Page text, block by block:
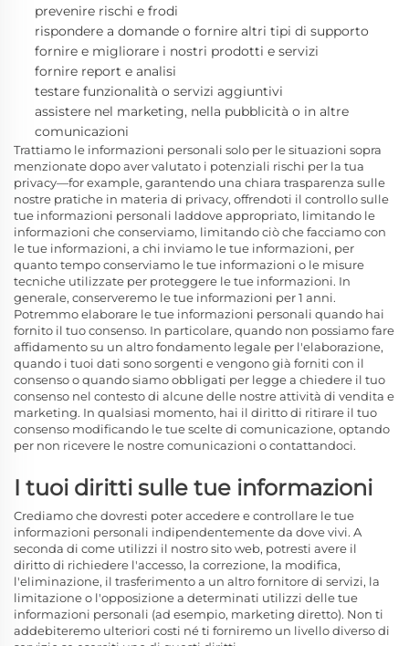
prevenire rischi e frodi
rispondere a domande o fornire altri tipi di supporto
fornire e migliorare i nostri prodotti e servizi
fornire report e analisi
testare funzionalità o servizi aggiuntivi
assistere nel marketing, nella pubblicità o in altre
comunicazioni
Trattiamo le informazioni personali solo per le situazioni sopra
menzionate dopo aver valutato i potenziali rischi per la tua
privacy—for example, garantendo una chiara trasparenza sulle
nostre pratiche in materia di privacy, offrendoti il controllo sulle
tue informazioni personali laddove appropriato, limitando le
informazioni che conserviamo, limitando ciò che facciamo con
le tue informazioni, a chi inviamo le tue informazioni, per
quanto tempo conserviamo le tue informazioni o le misure
tecniche utilizzate per proteggere le tue informazioni. In
generale, conserveremo le tue informazioni per 1 anni.
Potremmo elaborare le tue informazioni personali quando hai
fornito il tuo consenso. In particolare, quando non possiamo fare
affidamento su un altro fondamento legale per l'elaborazione,
quando i tuoi dati sono sorgenti e vengono già forniti con il
consenso o quando siamo obbligati per legge a chiedere il tuo
consenso nel contesto di alcune delle nostre attività di vendita e
marketing. In qualsiasi momento, hai il diritto di ritirare il tuo
consenso modificando le tue scelte di comunicazione, optando
per non ricevere le nostre comunicazioni o contattandoci.
I tuoi diritti sulle tue informazioni
Crediamo che dovresti poter accedere e controllare le tue
informazioni personali indipendentemente da dove vivi. A
seconda di come utilizzi il nostro sito web, potresti avere il
diritto di richiedere l'accesso, la correzione, la modifica,
l'eliminazione, il trasferimento a un altro fornitore di servizi, la
limitazione o l'opposizione a determinati utilizzi delle tue
informazioni personali (ad esempio, marketing diretto). Non ti
addebiteremo ulteriori costi né ti forniremo un livello diverso di